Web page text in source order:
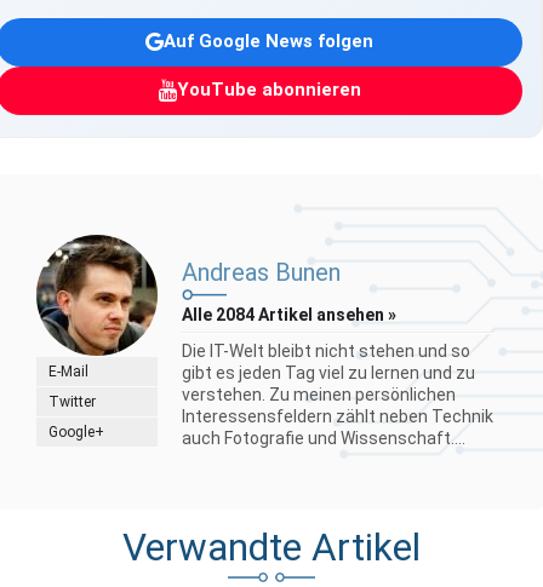
Auf Google News folgen
YouTube abonnieren
E-Mail
Twitter
Google+
Andreas Bunen
Alle 2084 Artikel ansehen »
Die IT-Welt bleibt nicht stehen und so
gibt es jeden Tag viel zu lernen und zu
verstehen. Zu meinen persönlichen
Interessensfeldern zählt neben Technik
auch Fotografie und Wissenschaft....
Verwandte Artikel